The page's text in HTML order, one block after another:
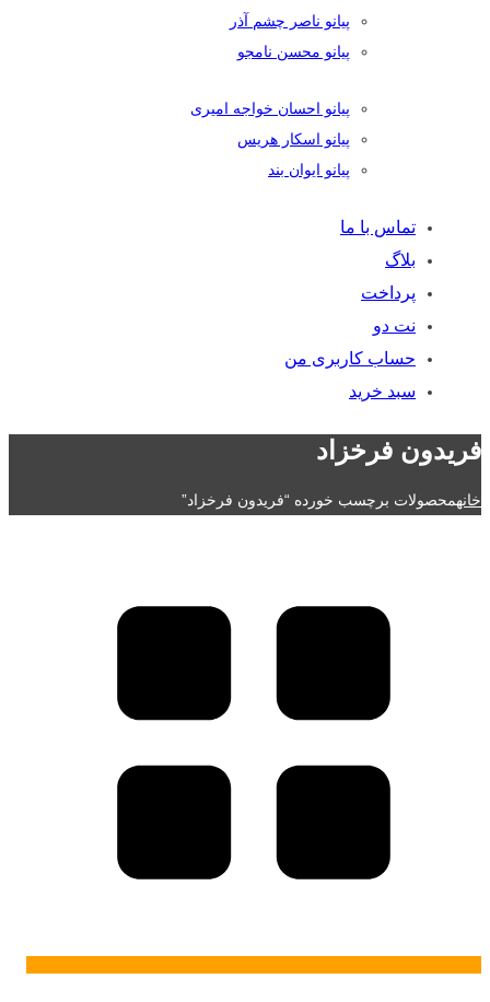
پیانو ناصر چشم آذر
پیانو محسن نامجو
پیانو احسان خواجه امیری
پیانو اسکار هریس
پیانو ایوان بند
تماس با ما
بلاگ
پرداخت
نت دو
حساب کاربری من
سبد خرید
فریدون فرخزاد
خانهمحصولات برچسب خورده “فریدون فرخزاد”